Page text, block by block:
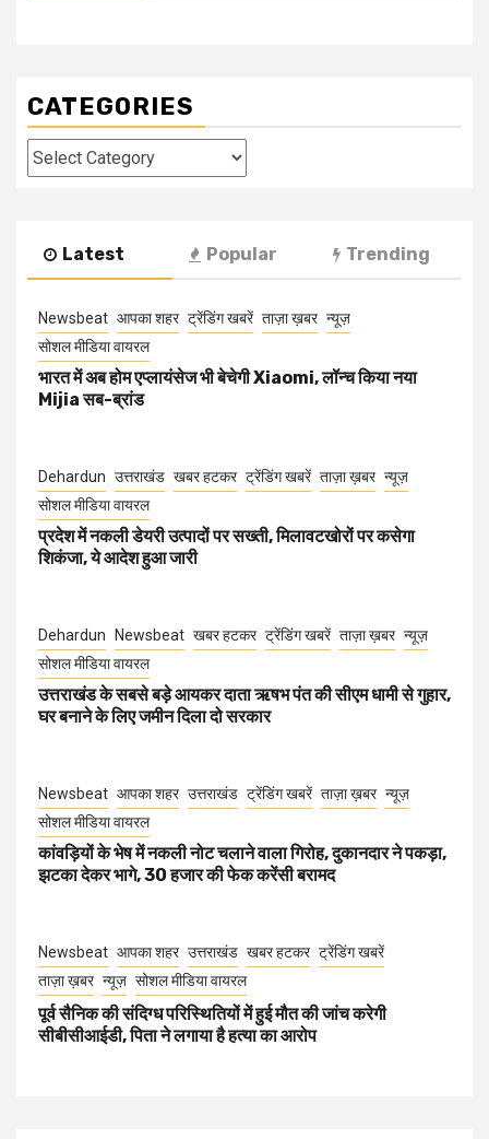
CATEGORIES
Categories
Latest Popular Trending
Newsbeat आपका शहर ट्रेंडिंग खबरें ताज़ा ख़बर न्यूज़
सोशल मीडिया वायरल
भारत में अब होम एप्लायंसेज भी बेचेगी Xiaomi, लॉन्च किया नया
Mijia सब-ब्रांड
Dehardun उत्तराखंड खबर हटकर ट्रेंडिंग खबरें ताज़ा ख़बर न्यूज़
सोशल मीडिया वायरल
प्रदेश में नकली डेयरी उत्पादों पर सख्ती, मिलावटखोरों पर कसेगा
शिकंजा, ये आदेश हुआ जारी
Dehardun Newsbeat खबर हटकर ट्रेंडिंग खबरें ताज़ा ख़बर न्यूज़
सोशल मीडिया वायरल
उत्तराखंड के सबसे बड़े आयकर दाता ऋषभ पंत की सीएम धामी से गुहार,
घर बनाने के लिए जमीन दिला दो सरकार
Newsbeat आपका शहर उत्तराखंड ट्रेंडिंग खबरें ताज़ा ख़बर न्यूज़
सोशल मीडिया वायरल
कांवड़ियों के भेष में नकली नोट चलाने वाला गिरोह, दुकानदार ने पकड़ा,
झटका देकर भागे, 30 हजार की फेक करेंसी बरामद
Newsbeat आपका शहर उत्तराखंड खबर हटकर ट्रेंडिंग खबरें
ताज़ा ख़बर न्यूज़ सोशल मीडिया वायरल
पूर्व सैनिक की संदिग्ध परिस्थितियों में हुई मौत की जांच करेगी
सीबीसीआईडी, पिता ने लगाया है हत्या का आरोप